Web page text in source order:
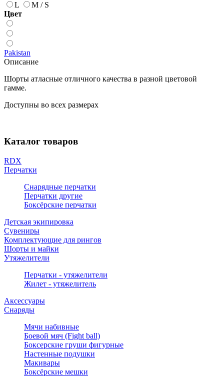
L
M / S
Цвет
Pakistan
Описание
Шорты атласные отличного качества в разной цветовой
гамме.
Доступны во всех размерах
Каталог товаров
RDX
Перчатки
Снарядные перчатки
Перчатки другие
Боксёрские перчатки
Детская экипировка
Сувениры
Комплектующие для рингов
Шорты и майки
Утяжелители
Перчатки - утяжелители
Жилет - утяжелитель
Аксессуары
Снаряды
Мячи набивные
Боевой мяч (Fight ball)
Боксерские груши фигурные
Настенные подушки
Макивары
Боксёрские мешки